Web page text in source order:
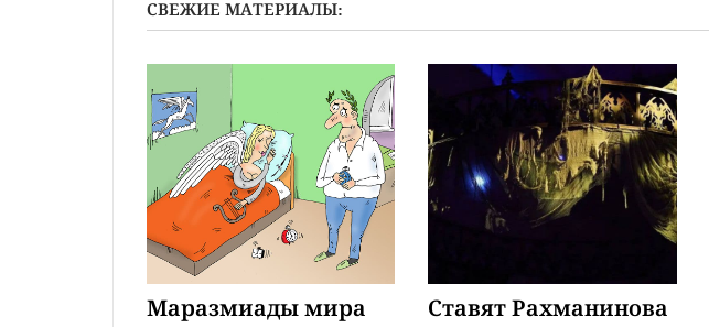
СВЕЖИЕ МАТЕРИАЛЫ:
Маразмиады мира
Ставят Рахманинова